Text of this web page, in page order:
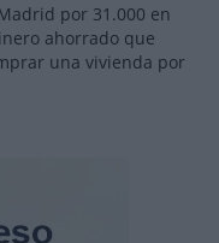
por 31.000 en
ahorrado que
una vivienda por